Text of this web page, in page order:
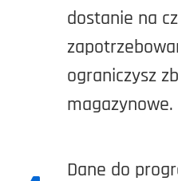
dostanie na
ograniczysz
magazynowe.
Dane do